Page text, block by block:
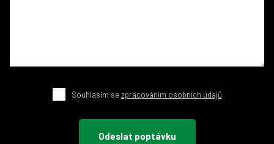
Souhlasím sezpracováním osobních údajů